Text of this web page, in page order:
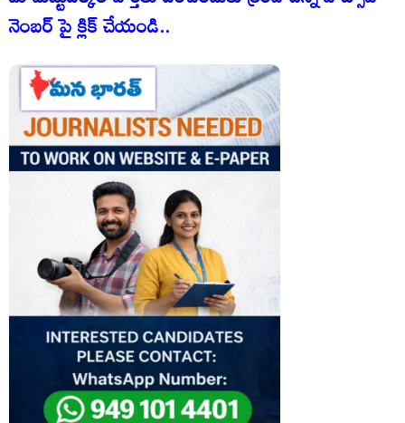
నెంబర్ పై క్లిక్ చేయండి..